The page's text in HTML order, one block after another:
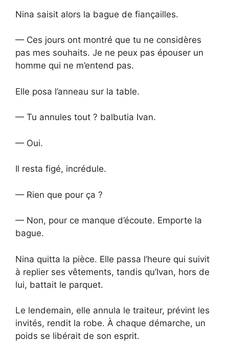
Nina saisit alors la bague de fiançailles.
— Ces jours ont montré que tu ne considères
pas mes souhaits. Je ne peux pas épouser un
homme qui ne m’entend pas.
Elle posa l’anneau sur la table.
— Tu annules tout ? balbutia Ivan.
— Oui.
Il resta figé, incrédule.
— Rien que pour ça ?
— Non, pour ce manque d’écoute. Emporte la
bague.
Nina quitta la pièce. Elle passa l’heure qui suivit
à replier ses vêtements, tandis qu’Ivan, hors de
lui, battait le parquet.
Le lendemain, elle annula le traiteur, prévint les
invités, rendit la robe. À chaque démarche, un
poids se libérait de son esprit.